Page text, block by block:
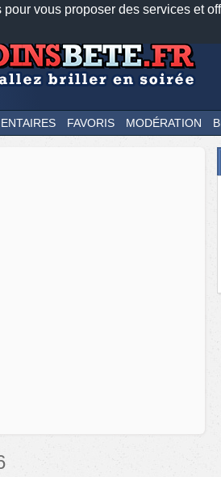
vous proposer des services et
mobiles Newsletter
FAVORIS MODÉRATION